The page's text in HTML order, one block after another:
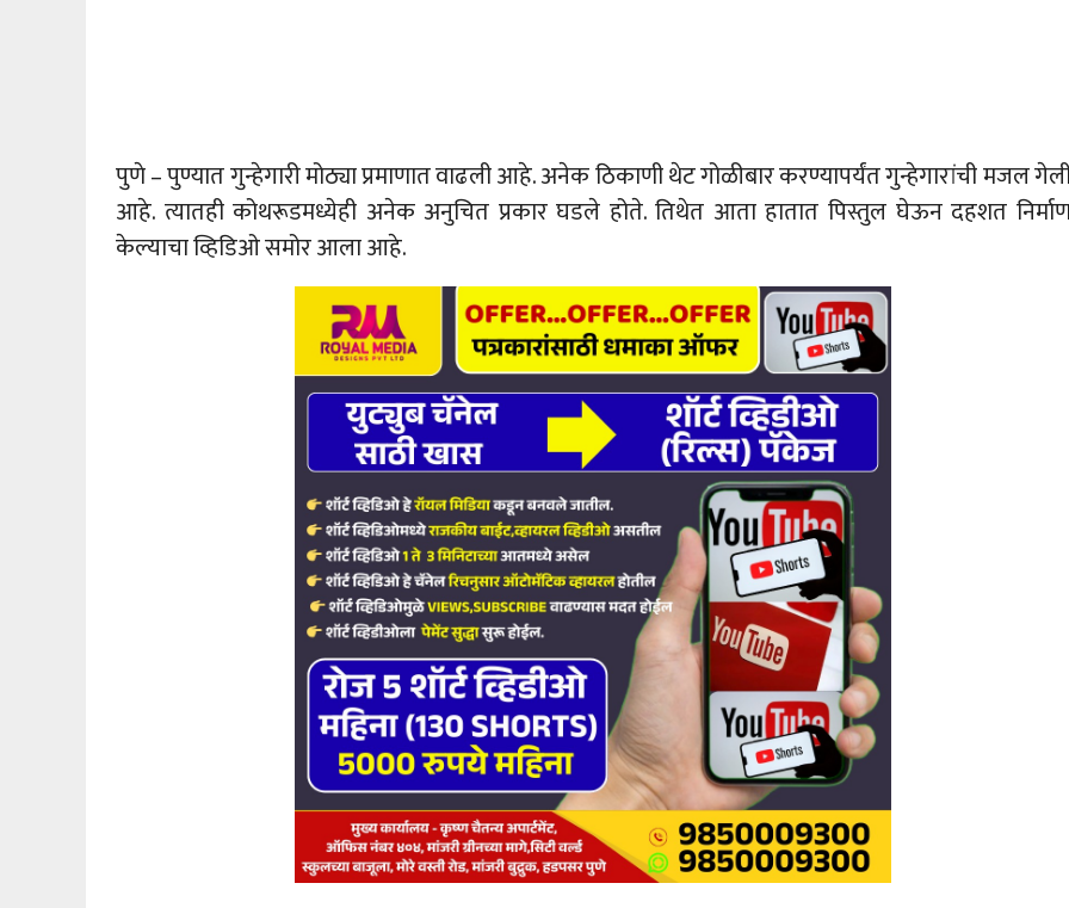
पुणे – पुण्यात गुन्हेगारी मोठ्या प्रमाणात वाढली आहे. अनेक ठिकाणी थेट गोळीबार करण्यापर्यंत गुन्हेगारांची मजल
आहे. त्यातही कोथरूडमध्येही अनेक अनुचित प्रकार घडले होते. तिथेत आता हातात पिस्तुल घेऊन दहशत
केल्याचा व्हिडिओ समोर आला आहे.